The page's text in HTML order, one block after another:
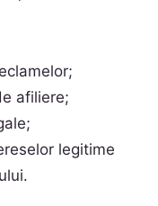
afiliere;
legitime